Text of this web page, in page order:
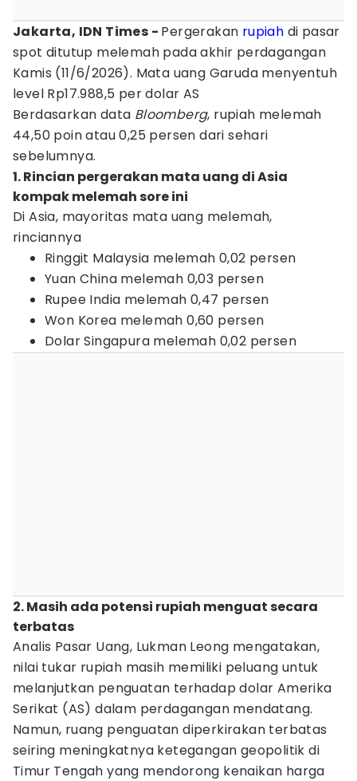
Jakarta, IDN Times - Pergerakan rupiah di pasar
spot ditutup melemah pada akhir perdagangan
Kamis (11/6/2026). Mata uang Garuda menyentuh
level Rp17.988,5 per dolar AS
Berdasarkan data Bloomberg, rupiah melemah
44,50 poin atau 0,25 persen dari sehari
sebelumnya.
1. Rincian pergerakan mata uang di Asia
kompak melemah sore ini
Di Asia, mayoritas mata uang melemah,
rinciannya
Ringgit Malaysia melemah 0,02 persen
Yuan China melemah 0,03 persen
Rupee India melemah 0,47 persen
Won Korea melemah 0,60 persen
Dolar Singapura melemah 0,02 persen
2. Masih ada potensi rupiah menguat secara
terbatas
Analis Pasar Uang, Lukman Leong mengatakan,
nilai tukar rupiah masih memiliki peluang untuk
melanjutkan penguatan terhadap dolar Amerika
Serikat (AS) dalam perdagangan mendatang.
Namun, ruang penguatan diperkirakan terbatas
seiring meningkatnya ketegangan geopolitik di
Timur Tengah yang mendorong kenaikan harga